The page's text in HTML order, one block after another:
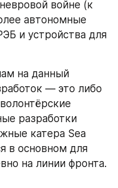
войне (к
автономные
и устройства для
на данный
— это либо
разработки
катера Sea
в основном для
на линии фронта.